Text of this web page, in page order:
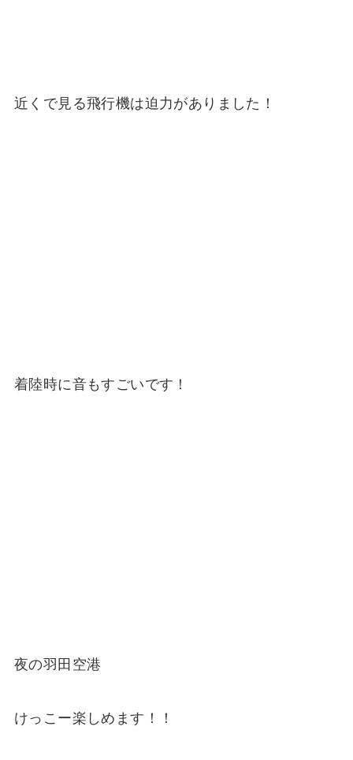
近くで見る飛行機は迫力がありました！
着陸時に音もすごいです！
夜の羽田空港
けっこー楽しめます！！